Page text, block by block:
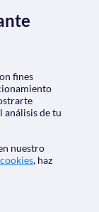
fines
análisis de tu
nuestro
, haz